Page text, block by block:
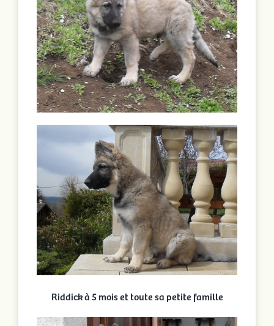
Riddick à 5 mois et toute sa petite famille